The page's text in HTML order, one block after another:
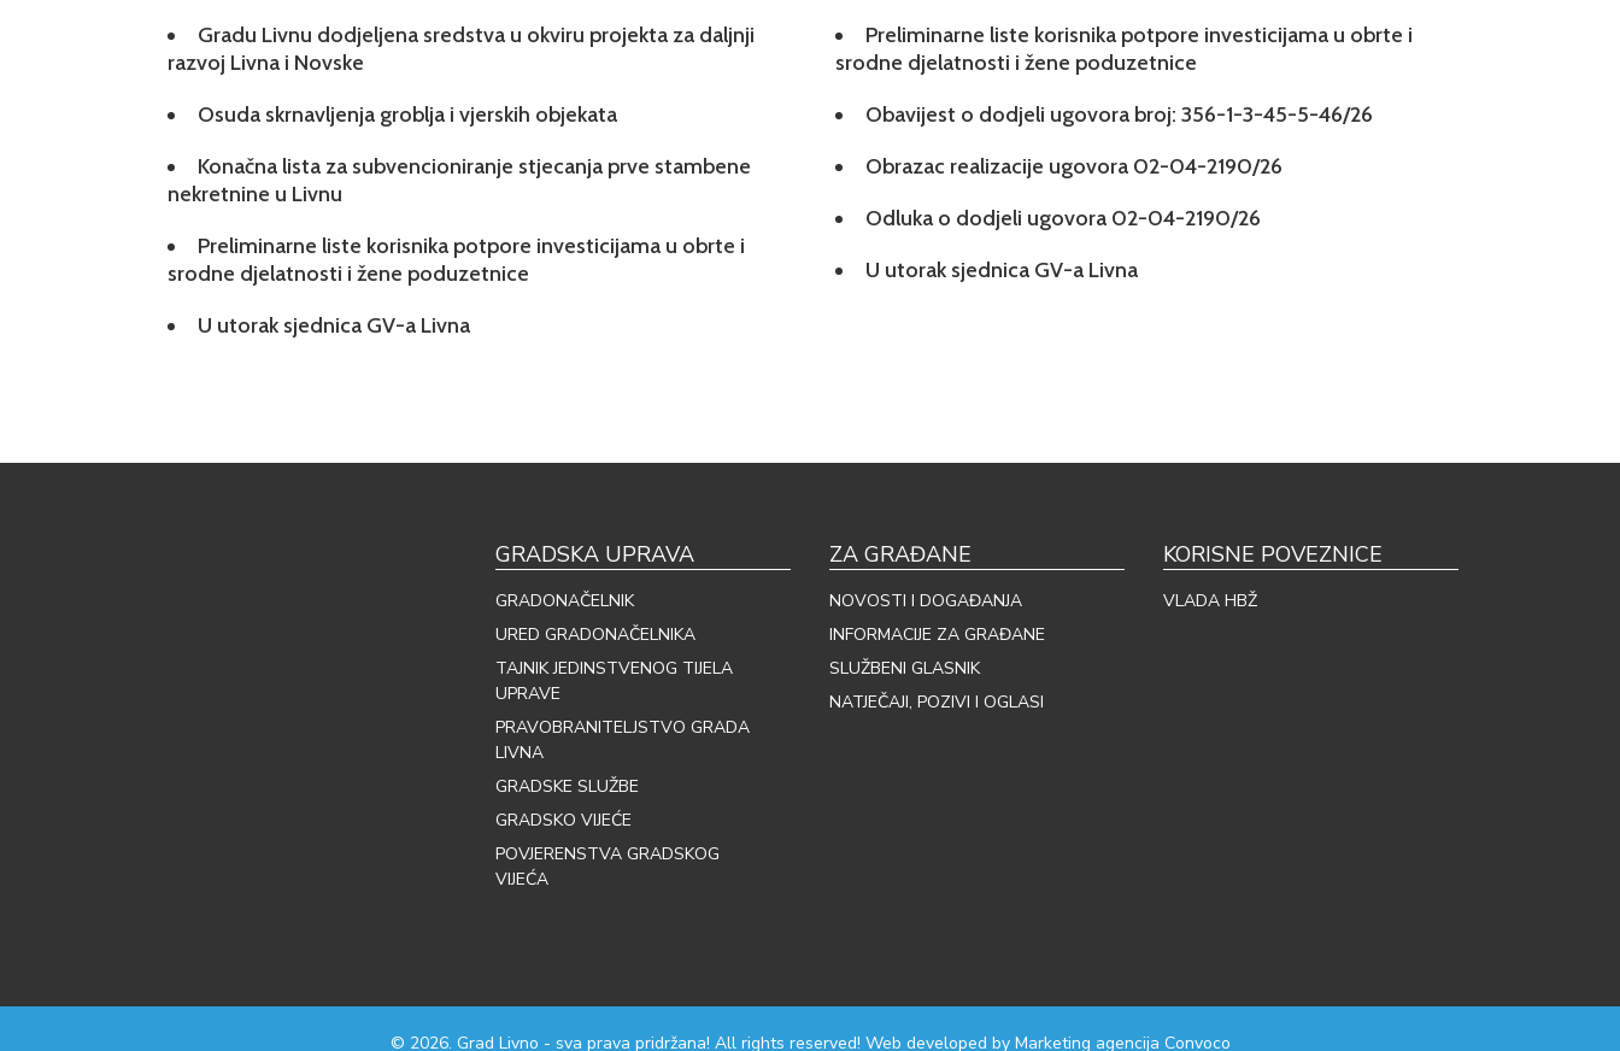
Gradu Livnu dodjeljena sredstva u okviru projekta za daljnji
razvoj Livna i Novske
Osuda skrnavljenja groblja i vjerskih objekata
Konačna lista za subvencioniranje stjecanja prve stambene
nekretnine u Livnu
Preliminarne liste korisnika potpore investicijama u obrte i
srodne djelatnosti i žene poduzetnice
U utorak sjednica GV-a Livna
Preliminarne liste korisnika potpore investicijama u obrte i
srodne djelatnosti i žene poduzetnice
Obavijest o dodjeli ugovora broj: 356-1-3-45-5-46/26
Obrazac realizacije ugovora 02-04-2190/26
Odluka o dodjeli ugovora 02-04-2190/26
U utorak sjednica GV-a Livna
GRADSKA UPRAVA
GRADONAČELNIK
URED GRADONAČELNIKA
TAJNIK JEDINSTVENOG TIJELA
UPRAVE
PRAVOBRANITELJSTVO GRADA
LIVNA
GRADSKE SLUŽBE
GRADSKO VIJEĆE
POVJERENSTVA GRADSKOG
VIJEĆA
ZA GRAĐANE
NOVOSTI I DOGAĐANJA
INFORMACIJE ZA GRAĐANE
SLUŽBENI GLASNIK
NATJEČAJI, POZIVI I OGLASI
KORISNE POVEZNICE
VLADA HBŽ
© 2026. Grad Livno - sva prava pridržana! All rights reserved! Web developed by Marketing agencija Convoco